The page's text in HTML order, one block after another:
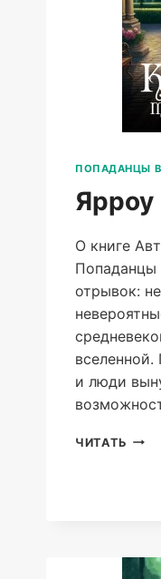
ПОПАДАНЦЫ
Ярроу
О книге
Попаданцы
отрывок:
и люди
ЧИТАТЬ